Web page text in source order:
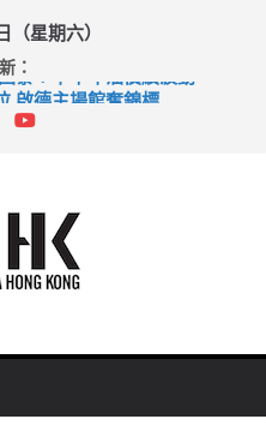
星期六）
：
泰：下半年油價續波動
啟德主場館奪錦標
：爭取今屆任期內完成立法